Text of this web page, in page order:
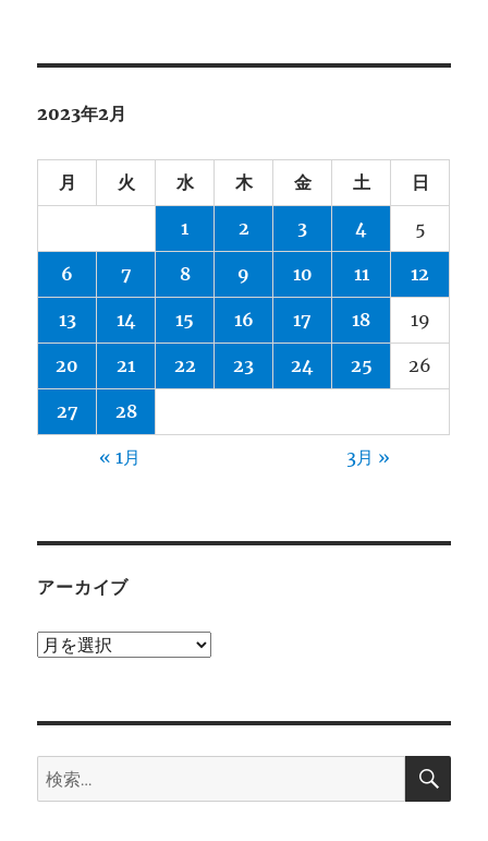
2023年2月
月 火 水 木 金 土 日
1 2 3 4 5
6 7 8 9 10 11 12
13 14 15 16 17 18 19
20 21 22 23 24 25 26
27 28
« 1月 3月 »
アーカイブ
ア
検
索:
検